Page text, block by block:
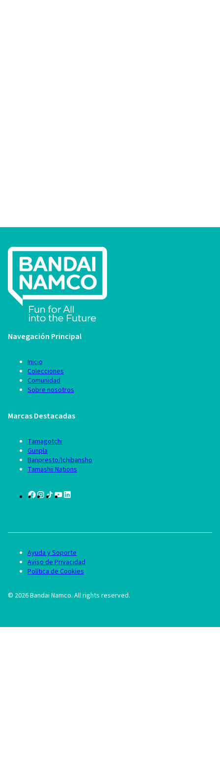
Navegación Principal
Inicio
Colecciones
Comunidad
Sobre nosotros
Marcas Destacadas
Tamagotchi
Gunpla
Banpresto/Ichibansho
Tamashii Nations
© 2026Bandai Namco. All rights reserved.
Ayuda y Soporte
Aviso de Privacidad
Política de Cookies